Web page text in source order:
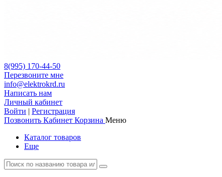
8(995) 170-44-50
Перезвоните мне
info@elektrokrd.ru
Написать нам
Личный кабинет
Войти | Регистрация
Позвонить Кабинет Корзина Меню
Каталог товаров
Еще